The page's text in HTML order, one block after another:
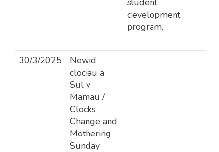
development
program.
30/3/2025
Newid
clociau a
Sul y
Mamau /
Clocks
Change and
Mothering
Sunday